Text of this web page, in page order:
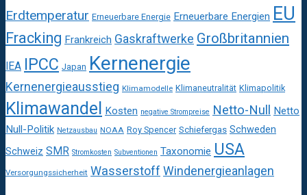
Erdtemperatur Erneuerbare Energie Erneuerbare Energien EU
Fracking Frankreich Gaskraftwerke Großbritannien
IEA IPCC Japan Kernenergie
Kernenergieausstieg Klimamodelle Klimaneutralität Klimapolitik
Klimawandel Kosten negative Strompreise Netto-Null Netto
Null-Politik Netzausbau NOAA Roy Spencer Schiefergas Schweden
Schweiz SMR Stromkosten Subventionen Taxonomie USA
Versorgungssicherheit Wasserstoff Windenergieanlagen